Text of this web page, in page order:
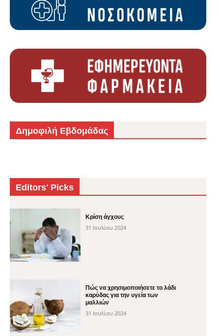
Δημοφιλή Εβδομάδας
Editors' Picks
Κρίση άγχους
31 Ιουλίου 2024
Πώς να χρησιμοποιήσετε το λάδι
καρύδας για την υγεία των
μαλλιών
31 Ιουλίου 2024